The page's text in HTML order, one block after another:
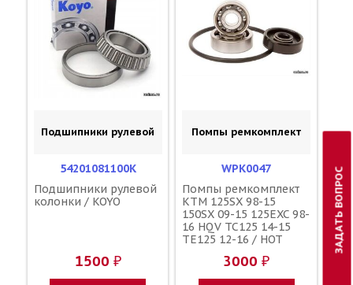
Подшипники рулевой
54201081100K
Подшипники рулевой
колонки / KOYO
1500 ₽
Помпы ремкомплект
WPK0047
Помпы ремкомплект
KTM 125SX 98-15
150SX 09-15 125EXC 98-
16 HQV TC125 14-15
TE125 12-16 / HOT
3000 ₽
ЗАДАТЬ ВОПРОС